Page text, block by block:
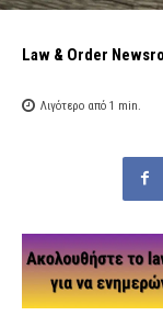
Law & Order
Λιγότερο από 1 min.